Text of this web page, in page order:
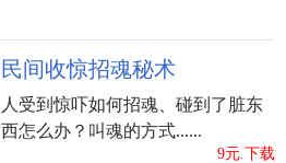
民间收惊招魂秘术
人受到惊吓如何招魂、碰到了脏东
西怎么办？叫魂的方式......
9元.下载